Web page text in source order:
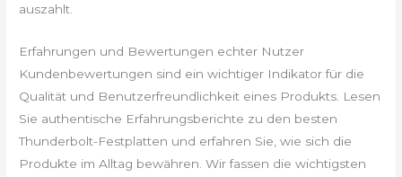
auszahlt.
Erfahrungen und Bewertungen echter Nutzer
Kundenbewertungen sind ein wichtiger Indikator für die
Qualität und Benutzerfreundlichkeit eines Produkts. Lesen
Sie authentische Erfahrungsberichte zu den besten
Thunderbolt-Festplatten und erfahren Sie, wie sich die
Produkte im Alltag bewähren. Wir fassen die wichtigsten